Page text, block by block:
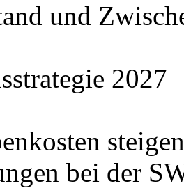
und
2027
bei der